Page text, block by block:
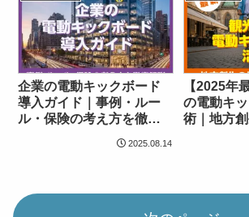
企業の電動キックボード
導入ガイド｜事例・ルー
ル・保険の考え方を徹底
2025.08.14
【2025年
の電動キ
術｜地方